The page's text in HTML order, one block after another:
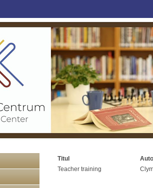
Titul
Teacher training